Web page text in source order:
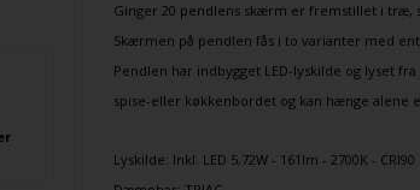
Ginger 20 pendlens skærm er fremstillet i træ,
Skærmen på pendlen fås i to varianter med
Pendlen har indbygget LED-lyskilde og lyset
spise-eller køkkenbordet og kan hænge alene
Lyskilde: Inkl. LED 5,72W - 161lm - 2700K - CRI90